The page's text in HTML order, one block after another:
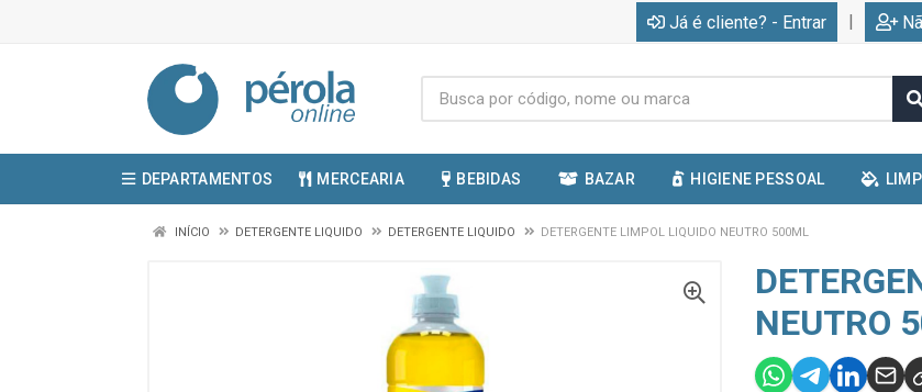
Já é cliente? - Entrar |
DEPARTAMENTOS MERCEARIA BEBIDAS BAZAR HIGIENE PESSOAL
INÍCIO DETERGENTE LIQUIDO DETERGENTE LIQUIDO DETERGENTE LIMPOL LIQUIDO NEUTRO 500ML
NEUTRO